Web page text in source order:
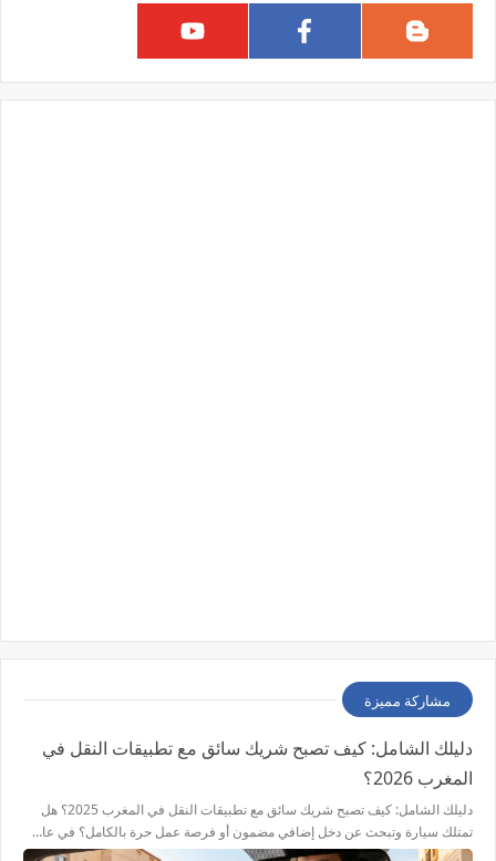
مشاركة مميزة
دليلك الشامل: كيف تصبح شريك سائق مع تطبيقات النقل في
المغرب 2026؟
دليلك الشامل: كيف تصبح شريك سائق مع تطبيقات النقل في المغرب 2025؟ هل
تمتلك سيارة وتبحث عن دخل إضافي مضمون أو فرصة عمل حرة بالكامل؟ في عا…